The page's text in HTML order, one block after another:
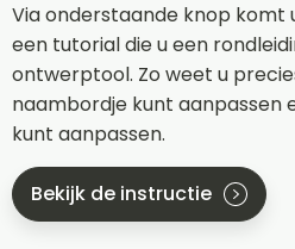
Via onderstaande knop komt
een tutorial die u een
ontwerptool. Zo weet u
naambordje kunt aanpassen
kunt aanpassen.
Bekijk de instructie